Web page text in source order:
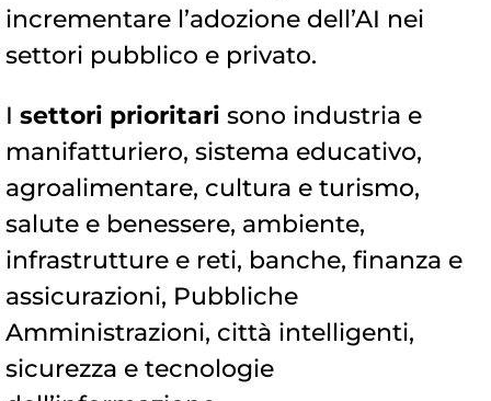
incrementare l’adozione dell’AI nei
settori pubblico e privato.
I settori prioritari sono industria e
manifatturiero, sistema educativo,
agroalimentare, cultura e turismo,
salute e benessere, ambiente,
infrastrutture e reti, banche, finanza e
assicurazioni, Pubbliche
Amministrazioni, città intelligenti,
sicurezza e tecnologie